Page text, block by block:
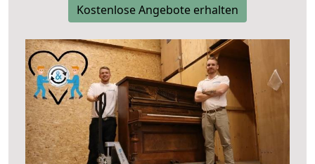
Kostenlose Angebote erhalten